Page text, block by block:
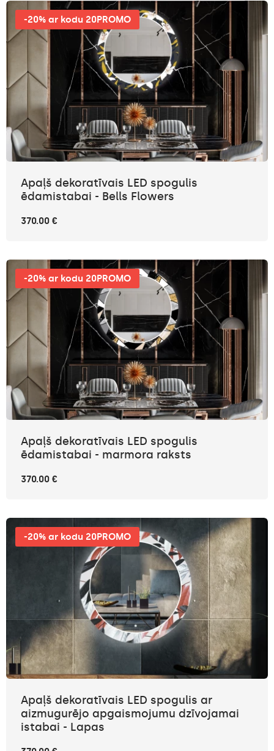
-20% ar kodu 20PROMO
Apaļš dekoratīvais LED spogulis
ēdamistabai - Bells Flowers
370.00 €
-20% ar kodu 20PROMO
Apaļš dekoratīvais LED spogulis
ēdamistabai - marmora raksts
370.00 €
-20% ar kodu 20PROMO
Apaļš dekoratīvais LED spogulis ar
aizmugurējo apgaismojumu dzīvojamai
istabai - Lapas